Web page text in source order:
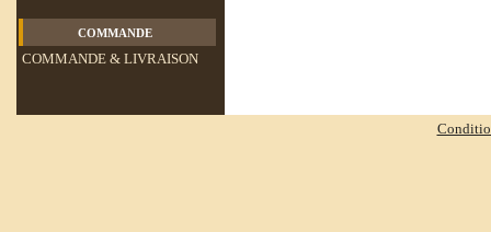
commande
COMMANDE & LIVRAISON